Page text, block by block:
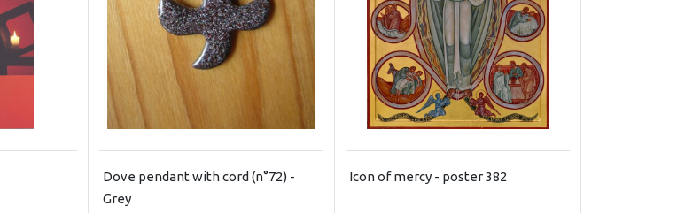
Dove pendant with cord (n°72) -
Grey
Icon of mercy - poster 382